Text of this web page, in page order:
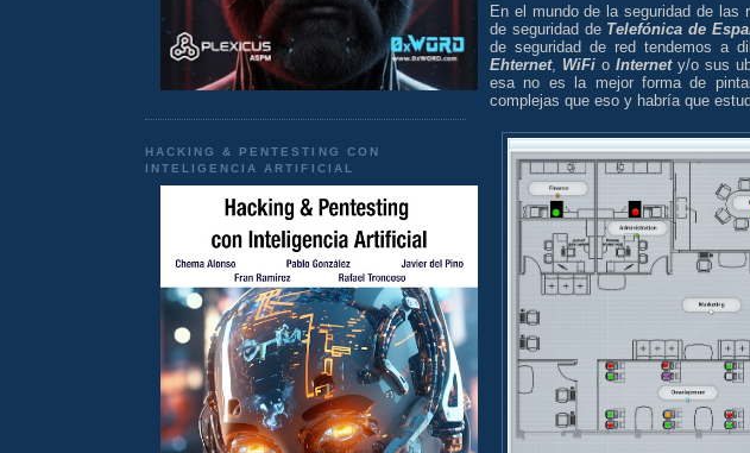
HACKING & PENTESTING CON
INTELIGENCIA ARTIFICIAL
En el mundo de la seguridad de las
de seguridad de Telefónica de
de seguridad de red tendemos a
Ehternet, WiFio Internety/o sus
esa no es la mejor forma de
complejas que eso y habría que